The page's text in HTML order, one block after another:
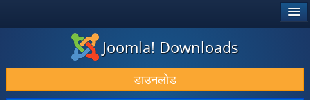
डाउनलोड करें और बढ़ाएं
खोजें और जानें
Joomla! Downloads
डाउनलोड